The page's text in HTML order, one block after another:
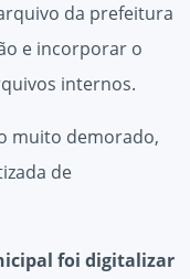
da prefeitura
e incorporar o
internos.
muito demorado,
de
foi digitalizar